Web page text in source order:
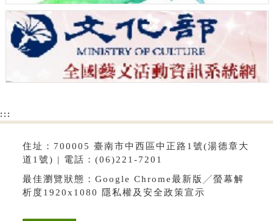
:::
住址：700005 臺南市中西區中正路1號(湯德章大
道1號) | 電話：(06)221-7201
最佳瀏覽狀態：Google Chrome最新版╱螢幕解
析度1920x1080 隱私權及安全政策宣示